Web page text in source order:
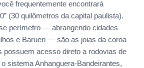
frequentemente encontrará
(30 quilômetros da capital paulista).
perímetro — abrangendo cidades
e Barueri — são as joias da coroa
possuem acesso direto a rodovias de
sistema Anhanguera-Bandeirantes,